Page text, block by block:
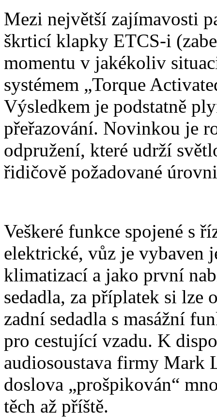
Mezi největší zajímavosti
škrticí klapky ETCS-i
momentu v jakékoliv
systémem „Torque
Výsledkem je podstatně
přeřazování. Novinkou je
odpružení, které udrží
řidičově požadované
Veškeré funkce spojené s
elektrické, vůz je vybaven
klimatizací a jako první
sedadla, za příplatek si lze
zadní sedadla s masážní
pro cestující vzadu. K
audiosoustava firmy Mark
doslova „prošpikován“
těch až příště.